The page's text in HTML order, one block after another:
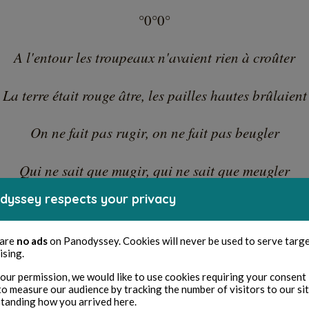
°0°0°
A l'entour les troupeaux n'avaient rien à croûter
La terre était rouge âtre, les pailles hautes brûlaient
On ne fait pas rugir, on ne fait pas beugler
Qui ne sait que mugir, qui ne sait que meugler
°0°0°
des vieux loin des pleurs, les hommes étaient au
Leurs femmes à genoux goûtaient la soumission
respects your privacy
no adson Panodyssey. Cookies will never be used to serve
permission, we would like to use cookies requiring your consent
measure our audience by tracking the number of visitors to our
how you arrived here.